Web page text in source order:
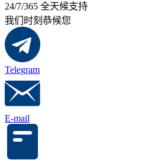
24/7/365 全天候支持
我们时刻恭候您
Telegram
E-mail